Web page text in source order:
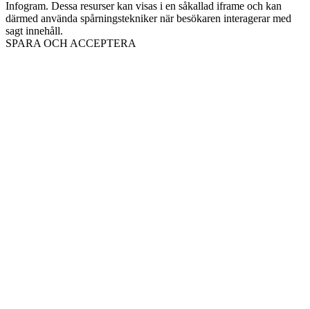
Infogram. Dessa resurser kan visas i en såkallad iframe och kan
därmed använda spårningstekniker när besökaren interagerar med
sagt innehåll.
SPARA OCH ACCEPTERA